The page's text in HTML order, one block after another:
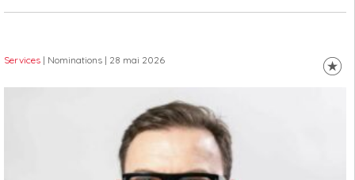
Services | Nominations | 28 mai 2026